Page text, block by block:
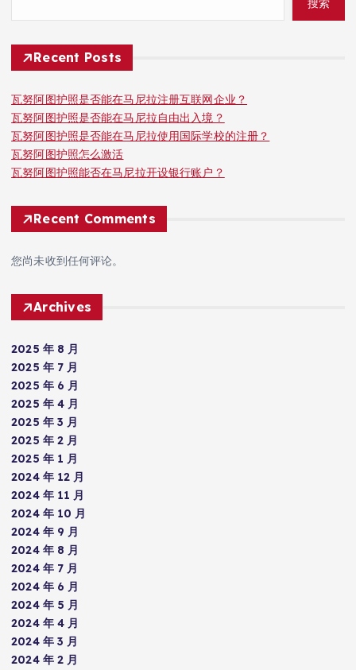
搜索
Recent Posts
瓦努阿图护照是否能在马尼拉注册互联网企业？
瓦努阿图护照是否能在马尼拉自由出入境？
瓦努阿图护照是否能在马尼拉使用国际学校的注册？
瓦努阿图护照怎么激活
瓦努阿图护照能否在马尼拉开设银行账户？
Recent Comments
您尚未收到任何评论。
Archives
2025 年 8 月
2025 年 7 月
2025 年 6 月
2025 年 4 月
2025 年 3 月
2025 年 2 月
2025 年 1 月
2024 年 12 月
2024 年 11 月
2024 年 10 月
2024 年 9 月
2024 年 8 月
2024 年 7 月
2024 年 6 月
2024 年 5 月
2024 年 4 月
2024 年 3 月
2024 年 2 月